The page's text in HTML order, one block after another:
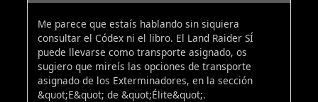
Me parece que estaís hablando sin siquiera
consultar el Códex ni el libro. El Land Raider SÍ
puede llevarse como transporte asignado, os
sugiero que mireís las opciones de transporte
asignado de los Exterminadores, en la sección
&quot;E&quot; de &quot;Élite&quot;.